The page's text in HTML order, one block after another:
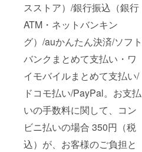
スストア）/銀行振込（銀行
ATM・ネットバンキン
グ）/auかんたん決済/ソフト
バンクまとめて支払い・ワ
イモバイルまとめて支払い/
ドコモ払い/PayPal。お支払
いの手数料に関して、コン
ビニ払いの場合 350円（税
込）が、お客様のご負担と